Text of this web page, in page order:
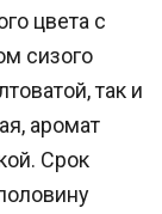
цвета с
сизого
так и
аромат
Срок